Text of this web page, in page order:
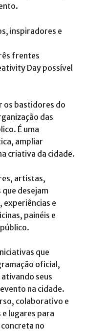
inspiradores e
frentes
Day possível
os bastidores do
das
É uma
ampliar
criativa da cidade.
artistas,
desejam
experiências e
painéis e
que
oficial,
seus
na cidade.
colaborativo e
lugares para
no